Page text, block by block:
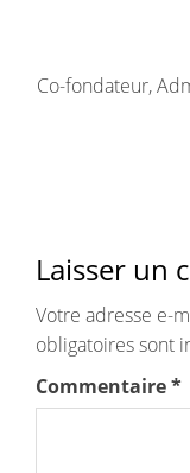
Co-fondateur,
Laisser un
Votre adresse e-
obligatoires sont
Commentaire*